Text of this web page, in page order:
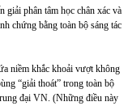
giải phân tâm học chân xác và
chứng bằng toàn bộ sáng tác
niềm khắc khoải vượt không
“giải thoát” trong toàn bộ
đại VN. (Những điều này